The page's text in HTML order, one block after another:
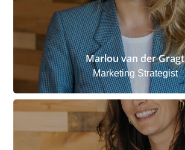
Marlou van der Gragt
Marketing Strategist